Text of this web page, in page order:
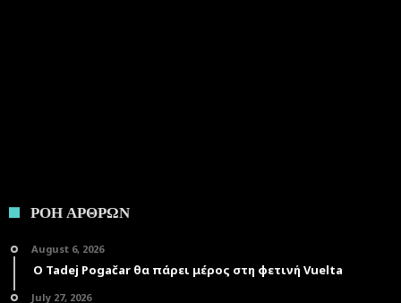
ΡΟΗ ΑΡΘΡΩΝ
August 6, 2026
Ο Tadej Pogačar θα πάρει μέρος στη φετινή Vuelta
July 27, 2026